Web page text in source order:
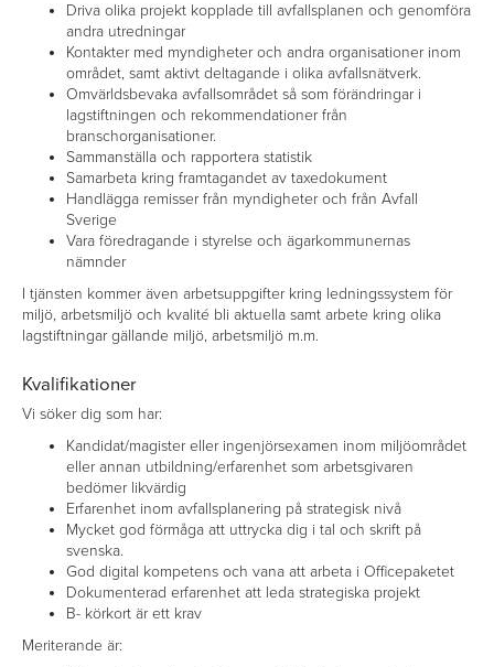
Driva olika projekt kopplade till avfallsplanen och genomföra
andra utredningar
Kontakter med myndigheter och andra organisationer inom
området, samt aktivt deltagande i olika avfallsnätverk.
Omvärldsbevaka avfallsområdet så som förändringar i
lagstiftningen och rekommendationer från
branschorganisationer.
Sammanställa och rapportera statistik
Samarbeta kring framtagandet av taxedokument
Handlägga remisser från myndigheter och från Avfall
Sverige
Vara föredragande i styrelse och ägarkommunernas
nämnder
I tjänsten kommer även arbetsuppgifter kring ledningssystem för
miljö, arbetsmiljö och kvalité bli aktuella samt arbete kring olika
lagstiftningar gällande miljö, arbetsmiljö m.m.
Kvalifikationer
Vi söker dig som har:
Kandidat/magister eller ingenjörsexamen inom miljöområdet
eller annan utbildning/erfarenhet som arbetsgivaren
bedömer likvärdig
Erfarenhet inom avfallsplanering på strategisk nivå
Mycket god förmåga att uttrycka dig i tal och skrift på
svenska.
God digital kompetens och vana att arbeta i Officepaketet
Dokumenterad erfarenhet att leda strategiska projekt
B- körkort är ett krav
Meriterande är: